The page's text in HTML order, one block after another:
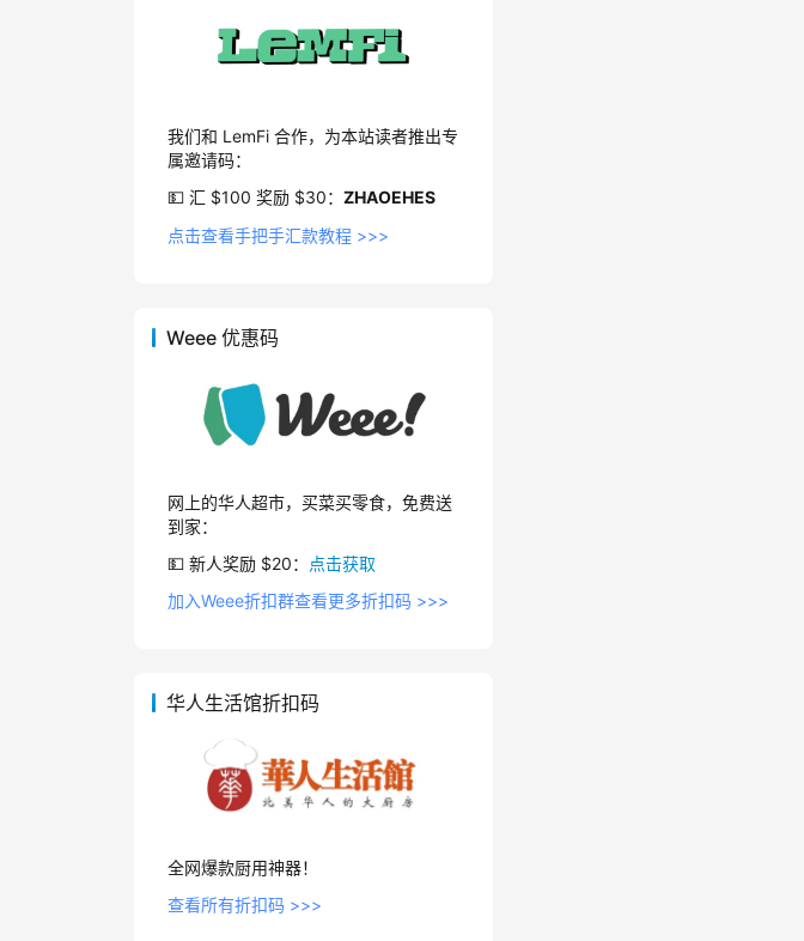
我们和 LemFi 合作，为本站读者推出专
属邀请码：
💵 汇 $100 奖励 $30： ZHAOEHES
点击查看手把手汇款教程 >>>
Weee 优惠码
网上的华人超市，买菜买零食，免费送
到家：
💵 新人奖励 $20：
点击获取
加入Weee折扣群查看更多折扣码 >>>
华人生活馆折扣码
全网爆款厨用神器！
查看所有折扣码 >>>